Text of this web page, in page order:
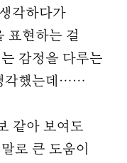
각하다가
표현하는 걸
감정을 다루는
각했는데……
같아 보여도
로 큰 도움이